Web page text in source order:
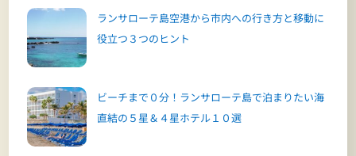
ランサローテ島空港から市内への行き方と移動に
役立つ３つのヒント
ビーチまで０分！ランサローテ島で泊まりたい海
直結の５星＆４星ホテル１０選